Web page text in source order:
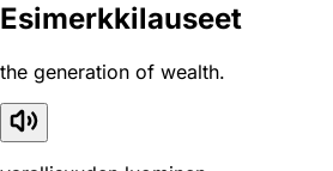
Esimerkkilauseet
the generation of wealth.